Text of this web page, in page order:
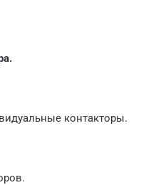
контакторы.